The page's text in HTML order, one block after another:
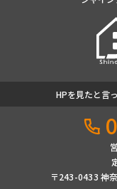
HPを見たと言
〒243-0433 神